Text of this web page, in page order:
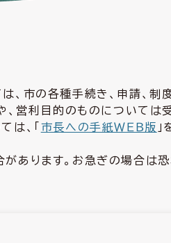
、市の各種手続き、申請、制
営利目的のものについては
、「 市長への手紙ＷＥＢ版
あります。お急ぎの場合は